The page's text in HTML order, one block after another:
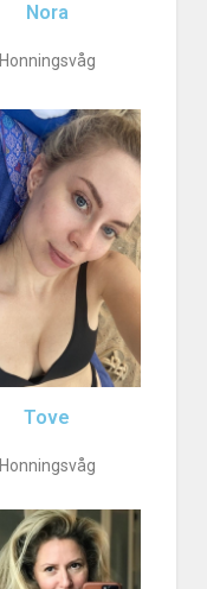
Nora
Honningsvåg
Tove
Honningsvåg